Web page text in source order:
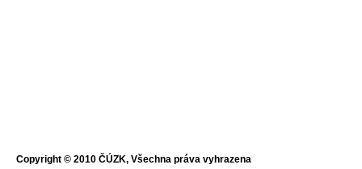
Copyright © 2010 ČÚZK, Všechna práva vyhrazena